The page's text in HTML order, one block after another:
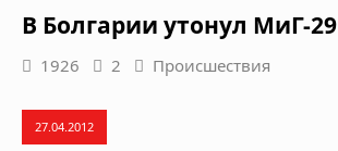
В Болгарии утонул МиГ-29
1926 2 Происшествия
27.04.2012